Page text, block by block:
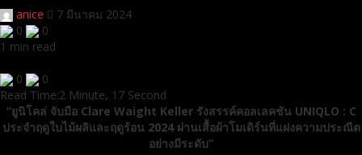
anice
7 มีนาคม 2024
0
0
1 min read
0
0
Read Time:2 Minute, 17 Second
“ยูนิโคล่ จับมือ Clare Waight Keller รังสรรค์คอลเลคชัน UNIQLO : C
ประจำฤดูใบไม้ผลิและฤดูร้อน 2024 ผ่านเสื้อผ้าโมเดิร์นที่แฝงความประณีต
อย่างมีระดับ”